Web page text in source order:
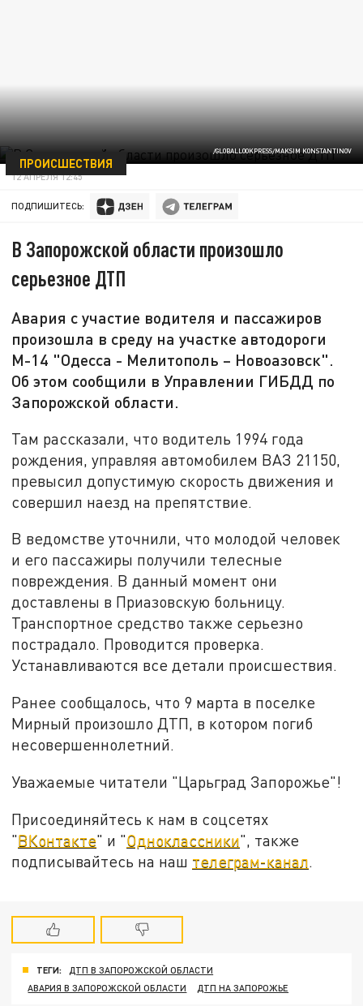
/GLOBALLOOKPRESS/MAKSIM KONSTANTINOV
ПРОИСШЕСТВИЯ
12 АПРЕЛЯ 12:45
ПОДПИШИТЕСЬ:
В Запорожской области произошло
серьезное ДТП
Авария с участие водителя и пассажиров
произошла в среду на участке автодороги
М-14 "Одесса - Мелитополь – Новоазовск".
Об этом сообщили в Управлении ГИБДД по
Запорожской области.
Там рассказали, что водитель 1994 года
рождения, управляя автомобилем ВАЗ 21150,
превысил допустимую скорость движения и
совершил наезд на препятствие.
В ведомстве уточнили, что молодой человек
и его пассажиры получили телесные
повреждения. В данный момент они
доставлены в Приазовскую больницу.
Транспортное средство также серьезно
пострадало. Проводится проверка.
Устанавливаются все детали происшествия.
Ранее сообщалось, что 9 марта в поселке
Мирный произошло ДТП, в котором погиб
несовершеннолетний.
Уважаемые читатели "Царьград Запорожье"!
Присоединяйтесь к нам в соцсетях
"ВКонтакте" и "Одноклассники", также
подписывайтесь на наш телеграм-канал
ТЕГИ:
ДТП В ЗАПОРОЖСКОЙ ОБЛАСТИ
АВАРИЯ В ЗАПОРОЖСКОЙ ОБЛАСТИ
ДТП НА ЗАПОРОЖЬЕ